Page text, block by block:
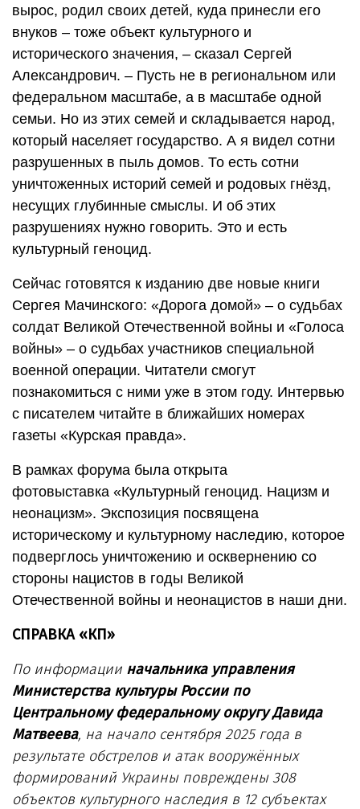
вырос, родил своих детей, куда принесли его
внуков – тоже объект культурного и
исторического значения, – сказал Сергей
Александрович. – Пусть не в региональном или
федеральном масштабе, а в масштабе одной
семьи. Но из этих семей и складывается народ,
который населяет государство. А я видел сотни
разрушенных в пыль домов. То есть сотни
уничтоженных историй семей и родовых гнёзд,
несущих глубинные смыслы. И об этих
разрушениях нужно говорить. Это и есть
культурный геноцид.
Сейчас готовятся к изданию две новые книги
Сергея Мачинского: «Дорога домой» – о судьбах
солдат Великой Отечественной войны и «Голоса
войны» – о судьбах участников специальной
военной операции. Читатели смогут
познакомиться с ними уже в этом году. Интервью
с писателем читайте в ближайших номерах
газеты «Курская правда».
В рамках форума была открыта
фотовыставка «Культурный геноцид. Нацизм и
неонацизм». Экспозиция посвящена
историческому и культурному наследию, которое
подверглось уничтожению и осквернению со
стороны нацистов в годы Великой
Отечественной войны и неонацистов в наши дни.
СПРАВКА «КП»
По информации начальника управления
Министерства культуры России по
Центральному федеральному округу Давида
Матвеева, на начало сентября 2025 года в
результате обстрелов и атак вооружённых
формирований Украины повреждены 308
объектов культурного наследия в 12 субъектах